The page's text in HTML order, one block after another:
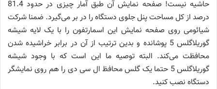
حاشیه نیست! صفحه نمایش آن طبق آمار چیزی در حدود 81.4
درصد از کل مساحت پنل جلوی دستگاه را در بر می‌گیرد. ضمنا شرکت
شیائومی روی صفحه نمایش این اسمارتفون را با یک لایه شیشه
گوریلاگلس 5 پوشانده و بدین ترتیب از آن در برابر خراشیده شدن
محافظت می‌کند. البته توصیه ما این است که با وجود شیشه
گوریلاگلس 5 حتما یک گلس محافظ ال سی دی را هم روی نمایشگر
دستگاه نصب کنید.